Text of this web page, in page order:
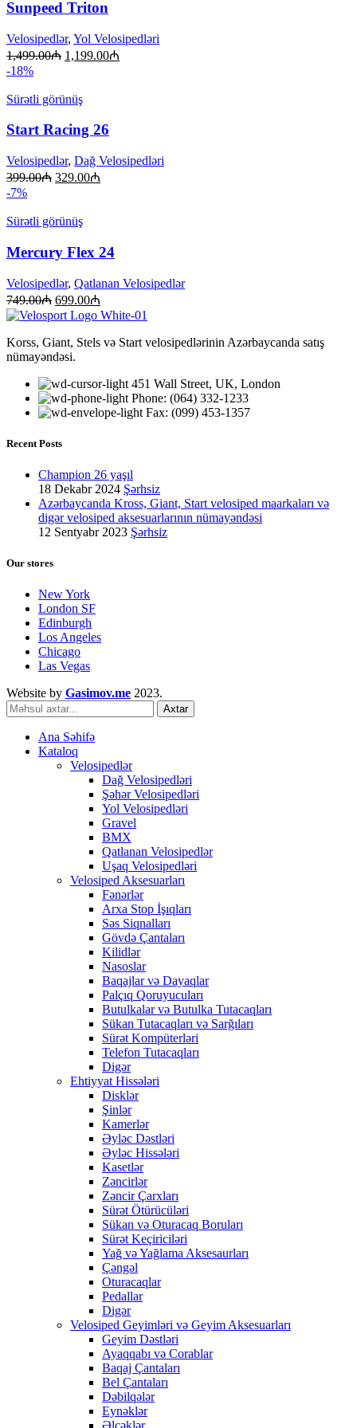
Sunpeed Triton
Velosipedlər, Yol Velosipedləri
1,499.00₼ 1,199.00₼
-18%
Sürətli görünüş
Start Racing 26
Velosipedlər, Dağ Velosipedləri
399.00₼ 329.00₼
-7%
Sürətli görünüş
Mercury Flex 24
Velosipedlər, Qatlanan Velosipedlər
749.00₼ 699.00₼
Korss, Giant, Stels və Start velosipedlərinin Azərbaycanda satış
nümayəndəsi.
451 Wall Street, UK, London
Phone: (064) 332-1233
Fax: (099) 453-1357
Recent Posts
Champion 26 yaşıl
18 Dekabr 2024 Şərhsiz
Azərbaycanda Kross, Giant, Start velosiped maarkaları və
digər velosiped aksesuarlarının nümayəndəsi
12 Sentyabr 2023 Şərhsiz
Our stores
New York
London SF
Edinburgh
Los Angeles
Chicago
Las Vegas
Website by Gasimov.me 2023.
Axtar
Ana Səhifə
Kataloq
Velosipedlər
Dağ Velosipedləri
Şəhər Velosipedləri
Yol Velosipedləri
Gravel
BMX
Qatlanan Velosipedlər
Uşaq Velosipedləri
Velosiped Aksesuarları
Fənərlər
Arxa Stop İşıqları
Səs Siqnalları
Gövdə Çantaları
Kilidlər
Nasoslar
Baqajlar və Dayaqlar
Palçıq Qoruyucuları
Butulkalar və Butulka Tutacaqları
Sükan Tutacaqları və Sarğıları
Sürət Kompüterləri
Telefon Tutacaqları
Digər
Ehtiyyat Hissələri
Disklər
Şinlər
Kamerlər
Əyləc Dəstləri
Əyləc Hissələri
Kasetlər
Zəncirlər
Zəncir Çarxları
Sürət Ötürücüləri
Sükan və Oturacaq Boruları
Sürət Keçiriciləri
Yağ və Yağlama Aksesaurları
Çəngəl
Oturacaqlar
Pedallar
Digər
Velosiped Geyimləri və Geyim Aksesuarları
Geyim Dəstləri
Ayaqqabı və Corablar
Baqaj Çantaları
Bel Çantaları
Dəbilqələr
Eynəklər